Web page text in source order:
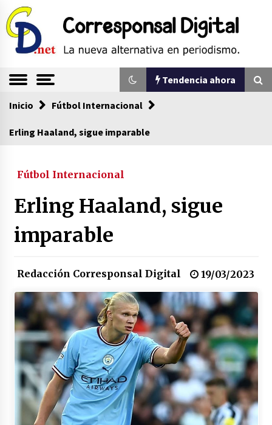
Saltar
al
contenido
Corresponsal
Digital
La nueva alternativa en periodismo
Tendencia ahora
Tendencia ahora
07/08/2026
Sin ser abogado del diablo
congreso en Colombia
08/03/2026
Corina Machado y su sed de poder
17/01/2026
Irán, donde están los pinches grupos
feministas
16/01/2026
Inicio Fútbol Internacional
Erling Haaland, sigue imparable
Fútbol Internacional
Erling Haaland, sigue
imparable
Redacción Corresponsal Digital 19/03/2023